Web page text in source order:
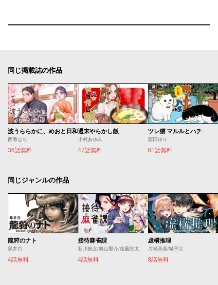
同じ掲載誌の作品
波うららかに、めおと日和
西香はち
36話無料
週末やらかし飯
小村あゆみ
47話無料
ツレ猫 マルルとハチ
園田ゆり
81話無料
同じジャンルの作品
龍狩のナト
黒井白
4話無料
接待麻雀課
新川帆立/奥山響介/後藤悠太
4話無料
虚構推理
片瀬茶柴/城平京
8話無料